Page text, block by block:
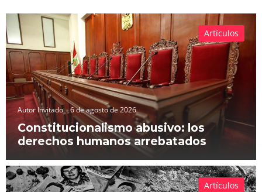
Autor Invitado 6 de agosto de 2026
Constitucionalismo abusivo: los
derechos humanos arrebatados
Artículos
Artículos